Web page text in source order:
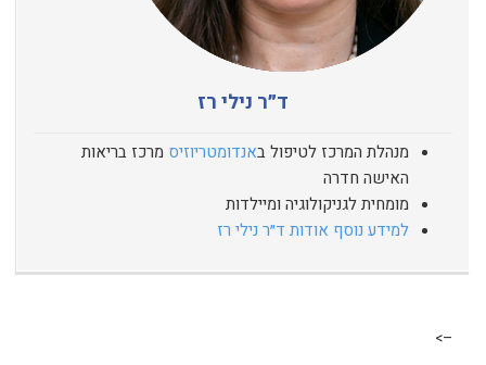
ד״ר נילי רז
מנהלת המרכז לטיפול באנדומטריוזיס מרכז בריאות
האישה חדרה
מומחית לגניקולוגיה ומיילדות
למידע נוסף אודות ד״ר נילי רז
–>